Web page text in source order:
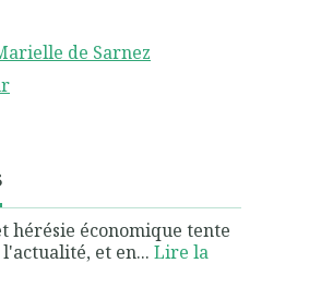
de Sarnez
hérésie économique tente
et en... Lire la